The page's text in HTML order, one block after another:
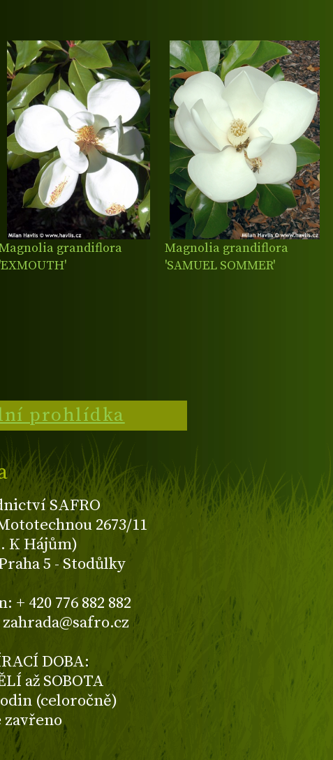
grandiflora
'EXMOUTH'
Magnolia grandiflora
'SAMUEL SOMMER'
prohlídka
SAFRO
2673/11
K Hájům)
5 - Stodůlky
+ 420 776 882 882
DOBA:
až SOBOTA
(celoročně)
zavřeno